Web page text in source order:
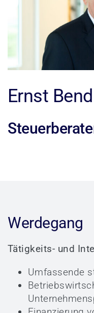
Ernst
Werdegang
Tätigkeits- und
Umfassende